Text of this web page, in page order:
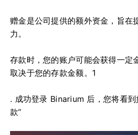
赠金是公司提供的额外资金，旨在
力。
存款时，您的账户可能会获得一定
取决于您的存款金额。1
. 成功登录 Binarium 后，您将看到
款”